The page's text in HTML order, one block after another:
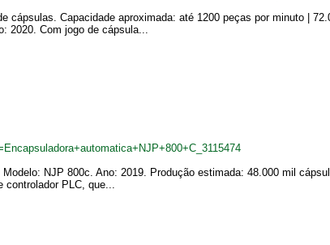
cápsulas. Capacidade aproximada: até 1200 peças por minuto |
2020. Com jogo de cápsula...
NJP 800c. Ano: 2019. Produção estimada: 48.000 mil
controlador PLC, que...